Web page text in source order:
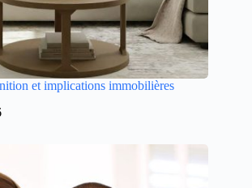
et implications immobilières